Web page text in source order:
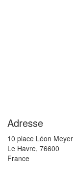
Adresse
10 place Léon Meyer
Le Havre, 76600
France